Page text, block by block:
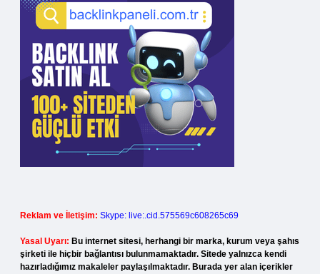
Reklam ve İletişim: Skype: live:.cid.575569c608265c69
Yasal Uyarı: Bu internet sitesi, herhangi bir marka, kurum veya şahıs
şirketi ile hiçbir bağlantısı bulunmamaktadır. Sitede yalnızca kendi
hazırladığımız makaleler paylaşılmaktadır. Burada yer alan içerikler